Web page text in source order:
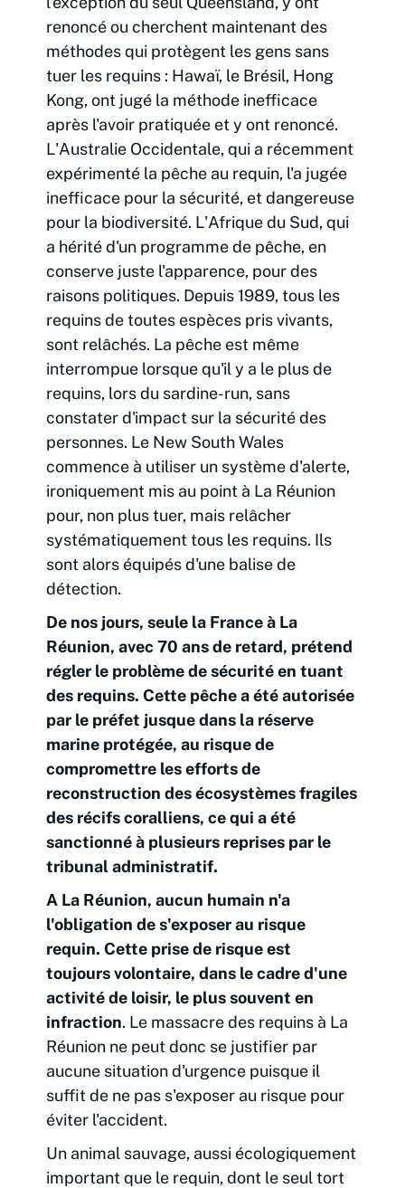
renoncé ou cherchent maintenant des
méthodes qui protègent les gens sans
tuer les requins : Hawaï, le Brésil, Hong
Kong, ont jugé la méthode inefficace
après l'avoir pratiquée et y ont renoncé.
L'Australie Occidentale, qui a récemment
expérimenté la pêche au requin, l'a jugée
inefficace pour la sécurité, et dangereuse
pour la biodiversité. L'Afrique du Sud, qui
a hérité d'un programme de pêche, en
conserve juste l'apparence, pour des
raisons politiques. Depuis 1989, tous les
requins de toutes espèces pris vivants,
sont relâchés. La pêche est même
interrompue lorsque qu'il y a le plus de
requins, lors du sardine-run, sans
constater d'impact sur la sécurité des
personnes. Le New South Wales
commence à utiliser un système d'alerte,
ironiquement mis au point à La Réunion
pour, non plus tuer, mais relâcher
systématiquement tous les requins. Ils
sont alors équipés d'une balise de
détection.
De nos jours, seule la France à La
Réunion, avec 70 ans de retard, prétend
régler le problème de sécurité en tuant
des requins. Cette pêche a été autorisée
par le préfet jusque dans la réserve
marine protégée, au risque de
compromettre les efforts de
reconstruction des écosystèmes fragiles
des récifs coralliens, ce qui a été
sanctionné à plusieurs reprises par le
tribunal administratif.
A La Réunion, aucun humain n'a
l'obligation de s'exposer au risque
requin. Cette prise de risque est
toujours volontaire, dans le cadre d'une
activité de loisir, le plus souvent en
infraction. Le massacre des requins à La
Réunion ne peut donc se justifier par
aucune situation d'urgence puisque il
suffit de ne pas s'exposer au risque pour
éviter l'accident.
Un animal sauvage, aussi écologiquement
important que le requin, dont le seul tort